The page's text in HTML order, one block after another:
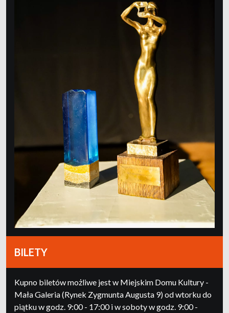
BILETY
Kupno biletów możliwe jest w Miejskim Domu Kultury -
Mała Galeria (Rynek Zygmunta Augusta 9) od wtorku do
piątku w godz. 9:00 - 17:00 i w soboty w godz. 9:00 -